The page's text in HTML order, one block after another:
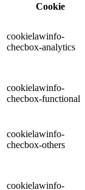
Cookie
cookielawinfo-
checbox-analytics
cookielawinfo-
checbox-functional
cookielawinfo-
checbox-others
cookielawinfo-